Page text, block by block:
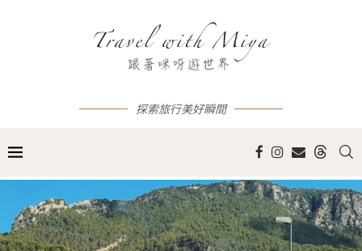
探索旅行美好瞬間